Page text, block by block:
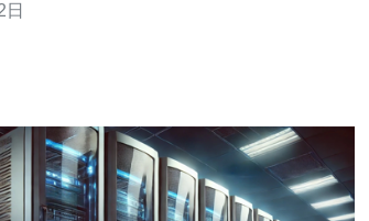
最大优势之一是其网络速度。由于采用了高